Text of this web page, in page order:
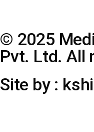
© 2025
Pvt. Ltd. All
Site by :